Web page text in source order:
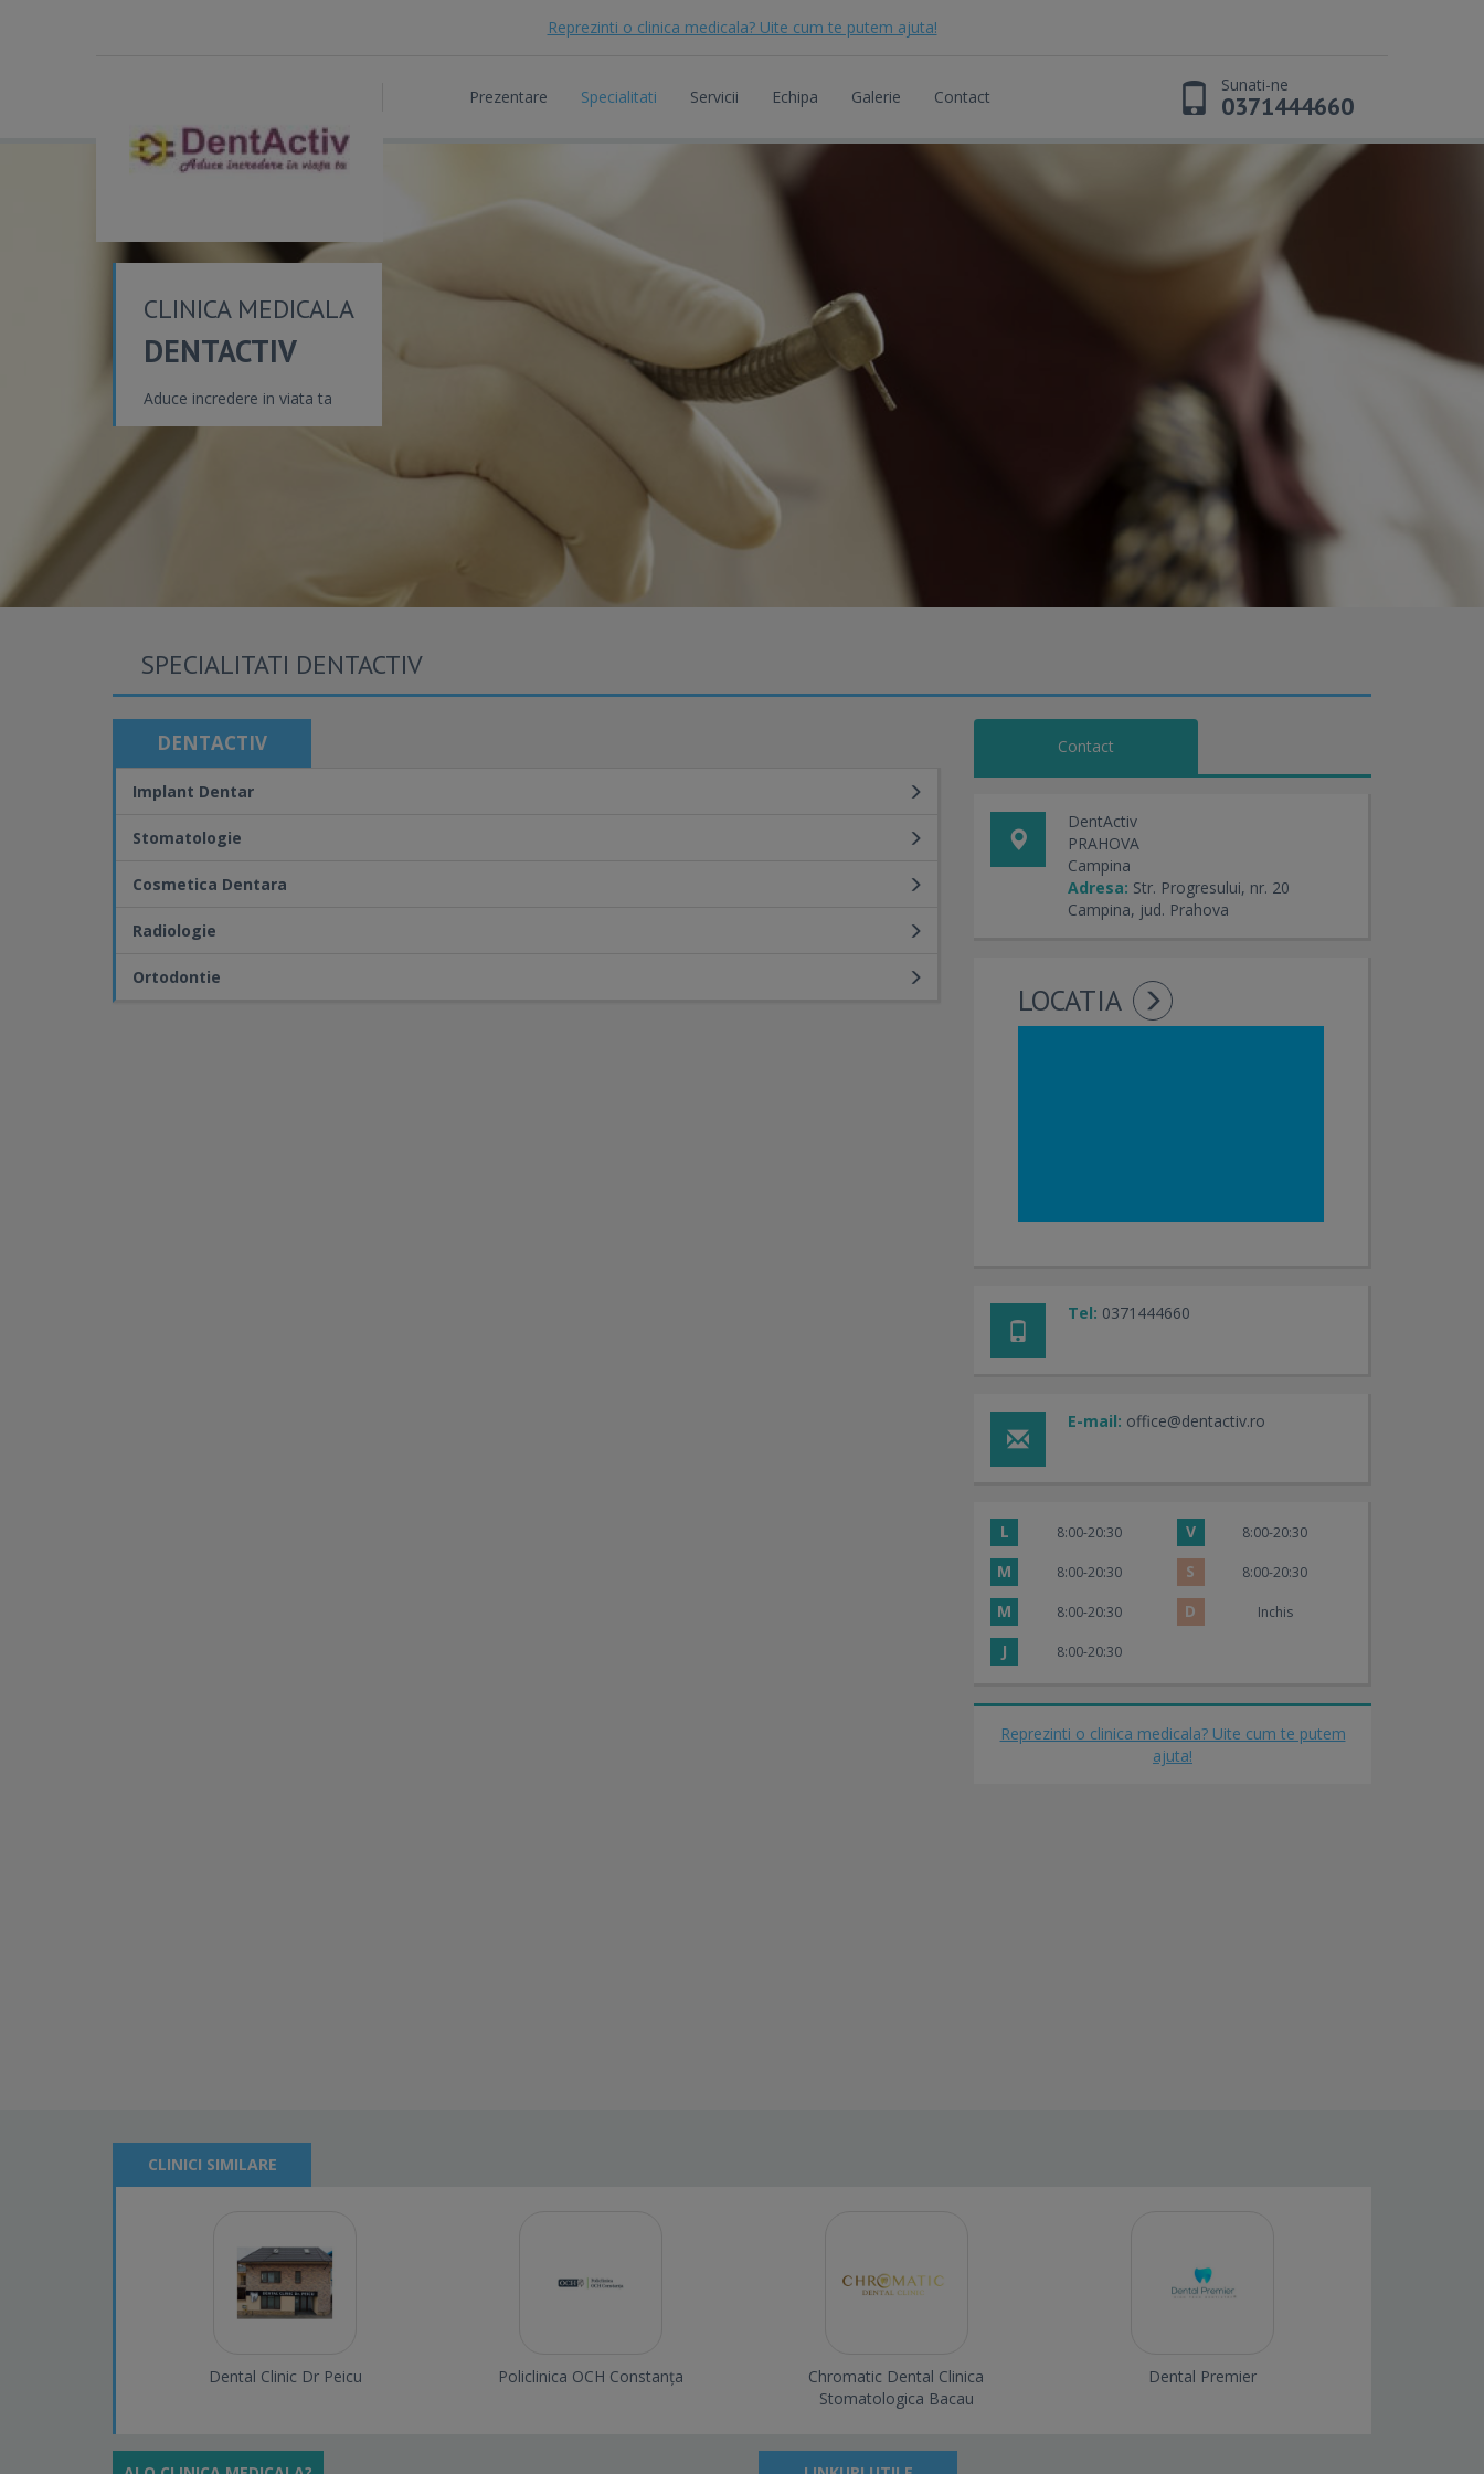
Reprezinti o clinica medicala? Uite cum te putem ajuta!
Prezentare Specialitati Servicii Echipa Galerie Contact
Sunati-ne
0371444660
CLINICA MEDICALA
DENTACTIV
Aduce incredere in viata ta
SPECIALITATI DENTACTIV
DENTACTIV
Implant Dentar
Stomatologie
Cosmetica Dentara
Radiologie
Ortodontie
Contact
DentActiv
PRAHOVA
Campina
Adresa: Str. Progresului, nr. 20
Campina, jud. Prahova
LOCATIA
Tel: 0371444660
E-mail: office@dentactiv.ro
L 8:00-20:30 V 8:00-20:30
M 8:00-20:30 S 8:00-20:30
M 8:00-20:30 D Inchis
J 8:00-20:30
Reprezinti o clinica medicala? Uite cum te putem
ajuta!
CLINICI SIMILARE
Dental Clinic Dr Peicu Policlinica OCH Constanța
Chromatic Dental Clinica
Stomatologica Bacau
Dental Premier